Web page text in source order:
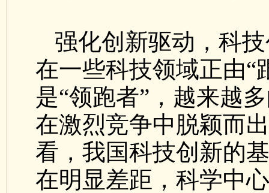
强化创新驱动，科
在一些科技领域正由“
是“领跑者”，越来越
在激烈竞争中脱颖而
看，我国科技创新的
在明显差距，科学中